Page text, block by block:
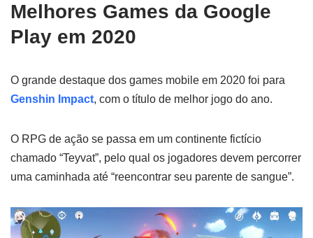
Melhores Games da Google
Play em 2020
O grande destaque dos games mobile em 2020 foi para
Genshin Impact, com o título de melhor jogo do ano.
O RPG de ação se passa em um continente fictício
chamado “Teyvat”, pelo qual os jogadores devem percorrer
uma caminhada até “reencontrar seu parente de sangue”.